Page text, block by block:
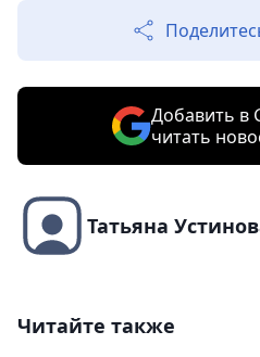
Добавить в
читать
Татьяна
Читайте также